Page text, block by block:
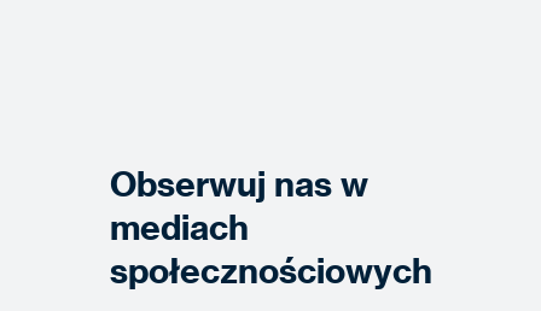
Obserwuj nas w
mediach
społecznościowych